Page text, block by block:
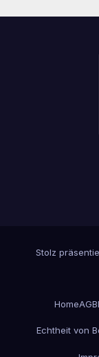
Stolz
HomeAGB
Echtheit von